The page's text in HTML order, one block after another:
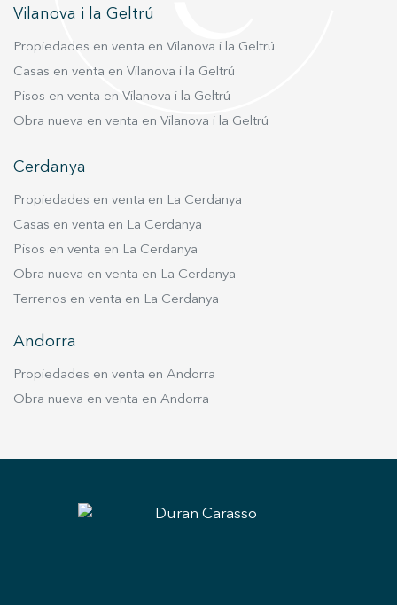
una cómoda zona independiente para invitados.
baños completos y un baño de servicio, todos
ellos distribuidos de manera práctica para
ofrecer funcionalidad y comodidad a los
convirtiéndola en uno de los espacios más
confortables y atractivos de la propiedad. Se
trata de una vivienda pensada para quienes
privilegiada, con la posibilidad de crear un
hogar a medida en el corazón del Eixample.
Incluye una magnífica plaza de parking con
entrega con todos los muebles incluídosc.
Una auténtica joya en una ubicación
privilegiada.
Vilanova i la Geltrú
Propiedades en venta en Vilanova i la Geltrú
Casas en venta en Vilanova i la Geltrú
Pisos en venta en Vilanova i la Geltrú
Obra nueva en venta en Vilanova i la Geltrú
Cerdanya
Propiedades en venta en La Cerdanya
Casas en venta en La Cerdanya
Pisos en venta en La Cerdanya
Obra nueva en venta en La Cerdanya
Terrenos en venta en La Cerdanya
Andorra
Propiedades en venta en Andorra
Obra nueva en venta en Andorra